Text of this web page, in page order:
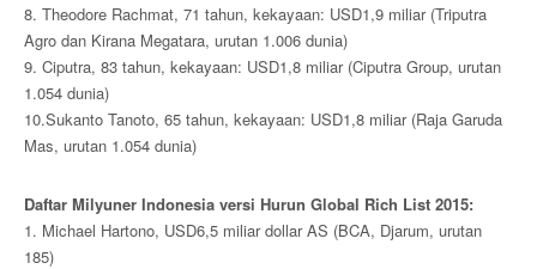
8. Theodore Rachmat, 71 tahun, kekayaan: USD1,9 miliar (Triputra
Agro dan Kirana Megatara, urutan 1.006 dunia)
9. Ciputra, 83 tahun, kekayaan: USD1,8 miliar (Ciputra Group, urutan
1.054 dunia)
10.Sukanto Tanoto, 65 tahun, kekayaan: USD1,8 miliar (Raja Garuda
Mas, urutan 1.054 dunia)
Daftar Milyuner Indonesia versi Hurun Global Rich List 2015:
1. Michael Hartono, USD6,5 miliar dollar AS (BCA, Djarum, urutan
185)